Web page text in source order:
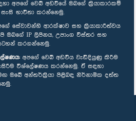
අපගේ වෙබ් අඩවියේ ඔබගේ ක්‍රියාකාරකම්
භාවිතා කරන්නෙමු.
සේවාවන්හි ආරක්ෂාව සහ ක්‍රියාකාරීත්වය
ඔබගේ IP ලිපිනය, උපාංග විස්තර සහ
කරගන්නෙමු.
අපගේ වෙබ් අඩවිය වැඩිදියුණු කිරීම
විශ්ලේෂණය කරන්නෙමු. ඒ සඳහා
ඔබේ අන්තර්ක්‍රියා පිළිබඳ නිර්නාමික දත්ත
: